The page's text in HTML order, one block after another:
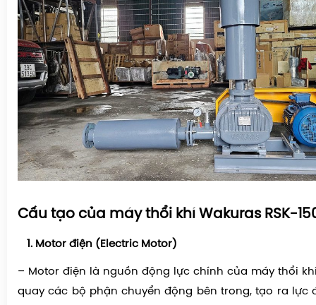
Cấu tạo của máy thổi khí Wakuras RSK-
Motor điện (Electric Motor)
– Motor điện là nguồn động lực chính của máy thổi
quay các bộ phận chuyển động bên trong, tạo ra lực